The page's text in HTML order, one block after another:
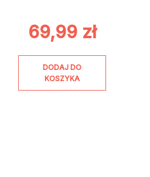
69,99 zł
DODAJ DO
KOSZYKA